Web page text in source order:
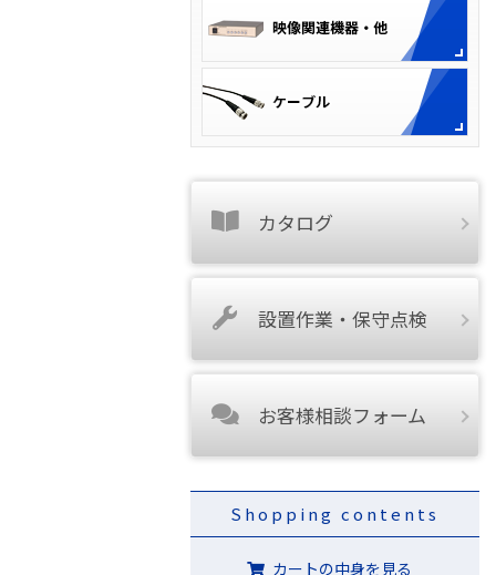
カタログ
設置作業・保守点検
お客様相談フォーム
Shopping contents
カートの中身を見る